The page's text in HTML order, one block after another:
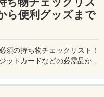
ら便利グッズまで
須の持ち物チェックリスト！
ットカードなどの必需品か